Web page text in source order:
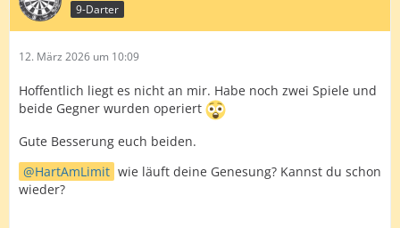
9-Darter
12. März 2026 um 10:09
Hoffentlich liegt es nicht an mir. Habe noch zwei Spiele und
beide Gegner wurden operiert
Gute Besserung euch beiden.
HartAmLimit wie läuft deine Genesung? Kannst du schon
wieder?